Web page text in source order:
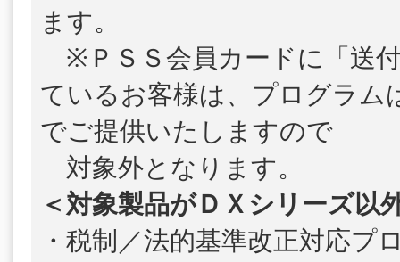
ます。
※ＰＳＳ会員カードに「送
ているお客様は、プログラム
でご提供いたしますので
対象外となります。
＜対象製品がＤＸシリーズ以
・税制／法的基準改正対応プ